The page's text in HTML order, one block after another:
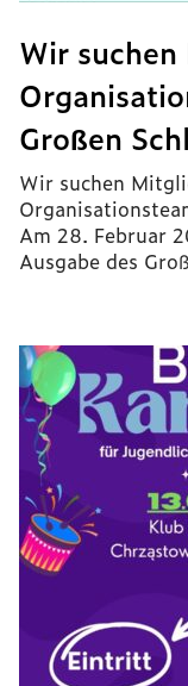
Wir
Großen
Wir suchen
Am 28. Februar
Ausgabe des